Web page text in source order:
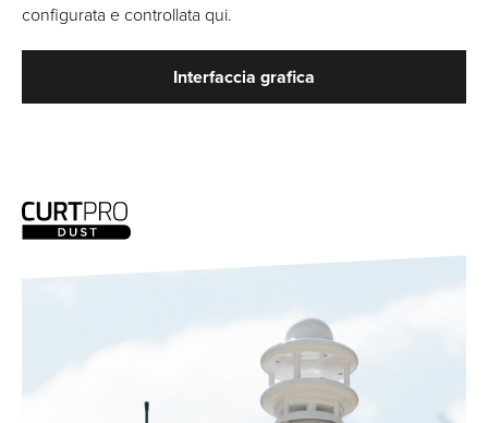
configurata e controllata qui.
Interfaccia grafica